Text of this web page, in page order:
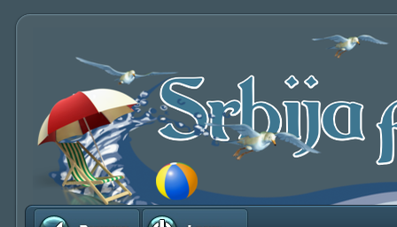
Registruj se Prijavite se